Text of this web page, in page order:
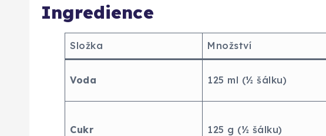
Ingredience
Složka Množství
Voda 125 ml (½ šálku)
Cukr 125 g (½ šálku)